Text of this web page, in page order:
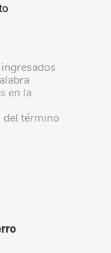
en la
término